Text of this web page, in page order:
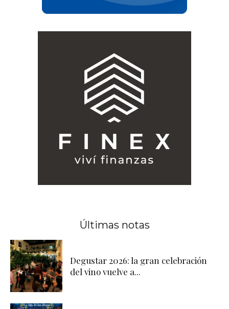
Últimas notas
Degustar 2026: la gran celebración
del vino vuelve a...